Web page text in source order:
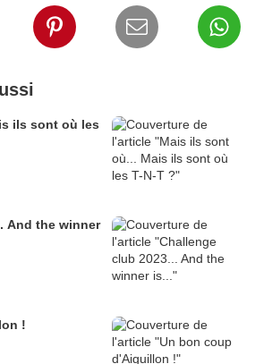
ils sont où les
And the winner
!